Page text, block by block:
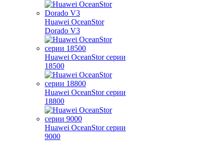
Huawei OceanStor
Dorado V3
Huawei OceanStor серии
18500
Huawei OceanStor серии
18800
Huawei OceanStor серии
9000